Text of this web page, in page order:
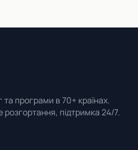
та програми в 70+ країнах.
підтримка 24/7.